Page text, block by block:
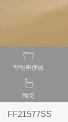
智能座便器
陶瓷
FF21577SS